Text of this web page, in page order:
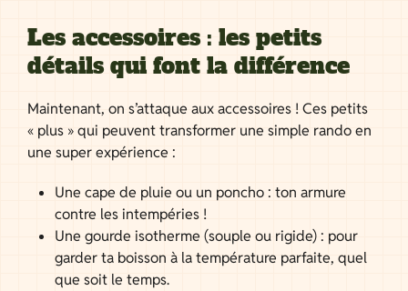
Les accessoires : les petits
détails qui font la différence
Maintenant, on s’attaque aux accessoires ! Ces petits
« plus » qui peuvent transformer une simple rando en
une super expérience :
Une cape de pluie ou un poncho : ton armure
contre les intempéries !
Une gourde isotherme (souple ou rigide) : pour
garder ta boisson à la température parfaite, quel
que soit le temps.